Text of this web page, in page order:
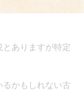
ありますが特定
かもしれない古